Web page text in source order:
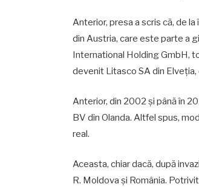
Anterior, presa a scris că, de
din Austria, care este parte a
International Holding GmbH,
devenit Litasco SA din Elveția,
Anterior, din 2002 şi până în
BV din Olanda. Altfel spus,
real.
Aceasta, chiar dacă, după
R. Moldova şi România.